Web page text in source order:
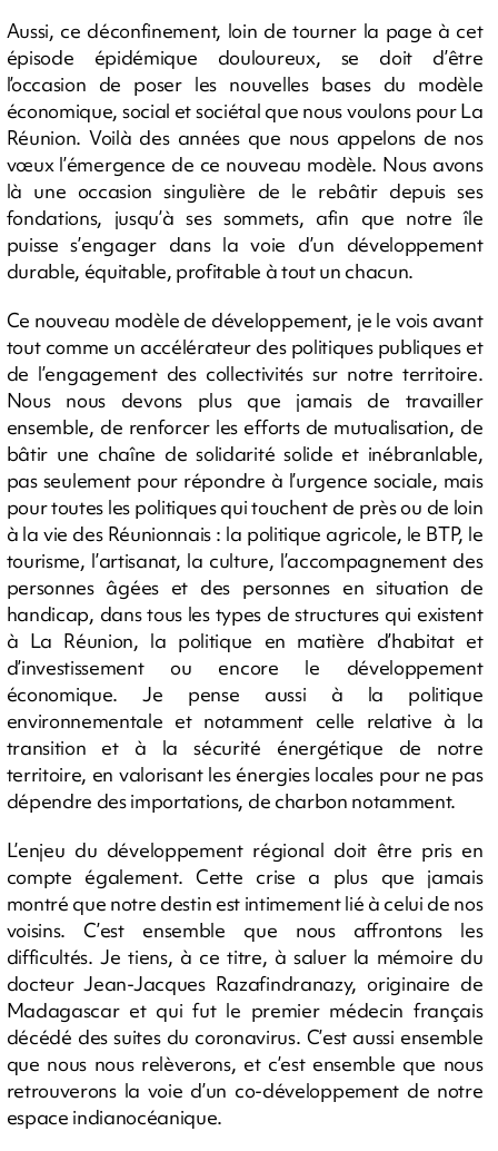
Aussi, ce déconfinement, loin de tourner la page à cet
épisode épidémique douloureux, se doit d’être
l’occasion de poser les nouvelles bases du modèle
économique, social et sociétal que nous voulons pour La
Réunion. Voilà des années que nous appelons de nos
vœux l’émergence de ce nouveau modèle. Nous avons
là une occasion singulière de le rebâtir depuis ses
fondations, jusqu’à ses sommets, afin que notre île
puisse s’engager dans la voie d’un développement
durable, équitable, profitable à tout un chacun.
Ce nouveau modèle de développement, je le vois avant
tout comme un accélérateur des politiques publiques et
de l’engagement des collectivités sur notre territoire.
Nous nous devons plus que jamais de travailler
ensemble, de renforcer les efforts de mutualisation, de
bâtir une chaîne de solidarité solide et inébranlable,
pas seulement pour répondre à l’urgence sociale, mais
pour toutes les politiques qui touchent de près ou de loin
à la vie des Réunionnais : la politique agricole, le BTP, le
tourisme, l’artisanat, la culture, l’accompagnement des
personnes âgées et des personnes en situation de
handicap, dans tous les types de structures qui existent
à La Réunion, la politique en matière d’habitat et
d’investissement ou encore le développement
économique. Je pense aussi à la politique
environnementale et notamment celle relative à la
transition et à la sécurité énergétique de notre
territoire, en valorisant les énergies locales pour ne pas
dépendre des importations, de charbon notamment.
L’enjeu du développement régional doit être pris en
compte également. Cette crise a plus que jamais
montré que notre destin est intimement lié à celui de nos
voisins. C’est ensemble que nous affrontons les
difficultés. Je tiens, à ce titre, à saluer la mémoire du
docteur Jean-Jacques Razafindranazy, originaire de
Madagascar et qui fut le premier médecin français
décédé des suites du coronavirus. C’est aussi ensemble
que nous nous relèverons, et c’est ensemble que nous
retrouverons la voie d’un co-développement de notre
espace indianocéanique.